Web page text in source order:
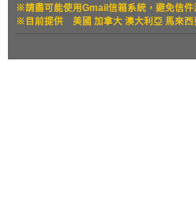
※請盡可能使用Gmail信箱系統，避免信件
※目前提供 美國 加拿大 澳大利亞 馬來